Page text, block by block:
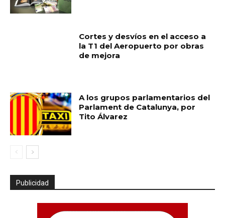
Cortes y desvíos en el acceso a
la T1 del Aeropuerto por obras
de mejora
A los grupos parlamentarios del
Parlament de Catalunya, por
Tito Álvarez
Publicidad